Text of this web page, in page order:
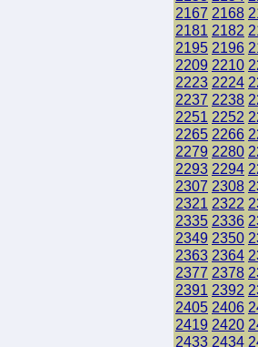
2167 2168
2181 2182
2195 2196
2209 2210
2223 2224
2237 2238
2251 2252
2265 2266
2279 2280
2293 2294
2307 2308
2321 2322
2335 2336
2349 2350
2363 2364
2377 2378
2391 2392
2405 2406
2419 2420
2433 2434